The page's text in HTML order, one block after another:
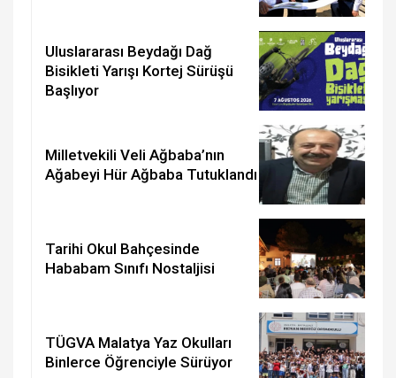
Uluslararası Beydağı Dağ
Bisikleti Yarışı Kortej Sürüşü
Başlıyor
Milletvekili Veli Ağbaba’nın
Ağabeyi Hür Ağbaba Tutuklandı
Tarihi Okul Bahçesinde
Hababam Sınıfı Nostaljisi
TÜGVA Malatya Yaz Okulları
Binlerce Öğrenciyle Sürüyor